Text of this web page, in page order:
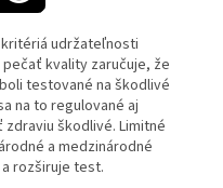
udržateľnosti
pečať kvality zaručuje, že
testované na škodlivé
na to regulované aj
škodlivé. Limitné
a medzinárodné
rozširuje test.